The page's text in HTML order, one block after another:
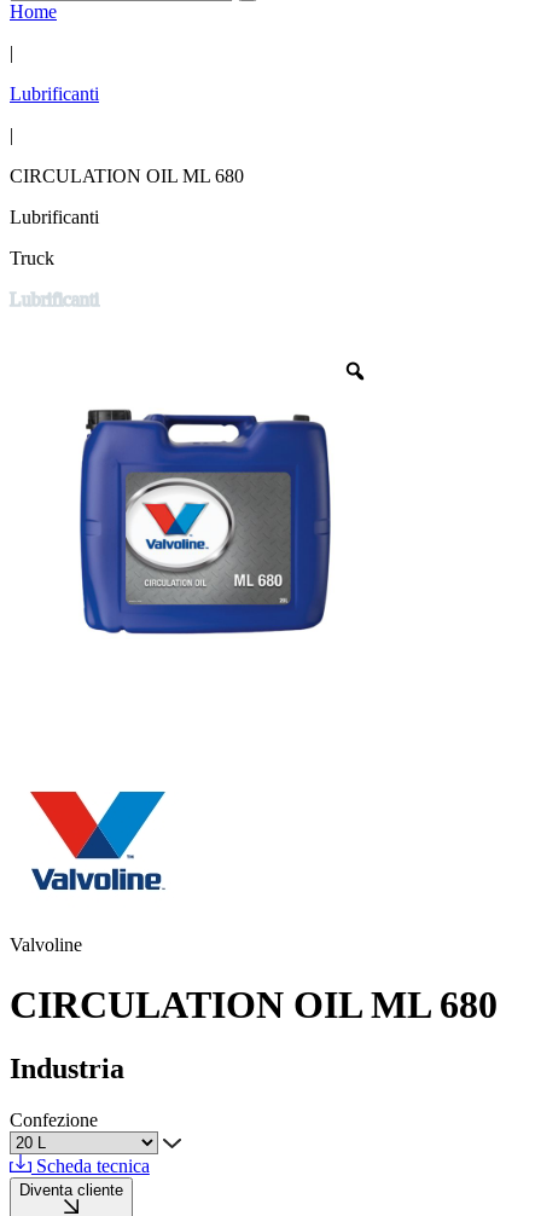
Home
|
Lubrificanti
|
CIRCULATION OIL ML 680
Lubrificanti
Truck
Lubrificanti
Valvoline
CIRCULATION OIL ML 680
Industria
Confezione
Scheda tecnica
Diventa cliente